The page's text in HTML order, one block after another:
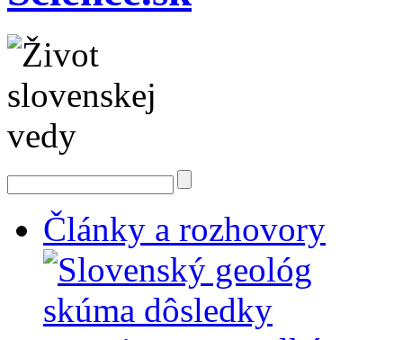
Články a rozhovory